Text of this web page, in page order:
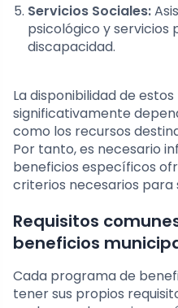
Servicios Sociales:
psicológico y servicios
discapacidad.
La disponibilidad de
significativamente
como los recursos
Por tanto, es necesario
beneficios específicos
criterios necesarios para
Requisitos
beneficios
Cada programa de
tener sus propios